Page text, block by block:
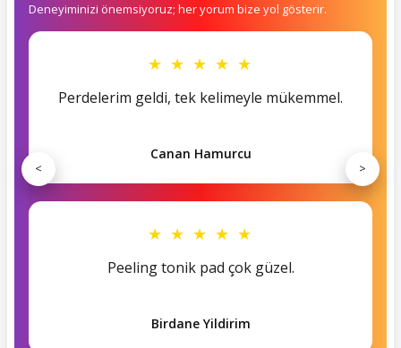
Deneyiminizi önemsiyoruz; her yorum bize yol gösterir.
★ ★ ★ ★ ★
Perdelerim geldi, tek kelimeyle mükemmel.
Canan Hamurcu
★ ★ ★ ★ ★
Peeling tonik pad çok güzel.
Birdane Yildirim
< >